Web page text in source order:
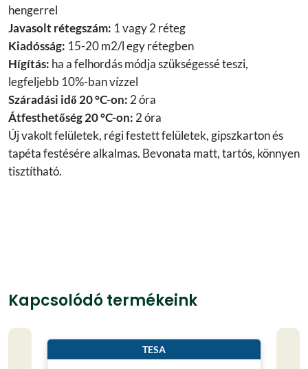
hengerrel
Javasolt rétegszám: 1 vagy 2 réteg
Kiadósság: 15-20 m2/l egy rétegben
Hígítás: ha a felhordás módja szükségessé teszi,
legfeljebb 10%-ban vízzel
Száradási idő 20 °C-on: 2 óra
Átfesthetőség 20 °C-on: 2 óra
Új vakolt felületek, régi festett felületek, gipszkarton és
tapéta festésére alkalmas. Bevonata matt, tartós, könnyen
tisztítható.
Kapcsolódó termékeink
TESA